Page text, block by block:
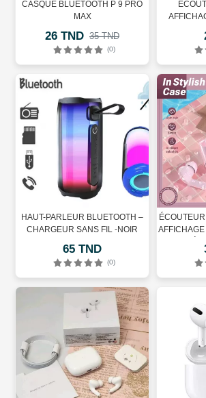
CASQUE BLUETOOTH P 9 PRO
MAX
26 TND 35 TND
(0)
HAUT-PARLEUR BLUETOOTH –
CHARGEUR SANS FIL -NOIR
65 TND
(0)